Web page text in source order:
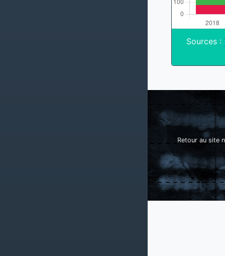
Sources :
Retour au site